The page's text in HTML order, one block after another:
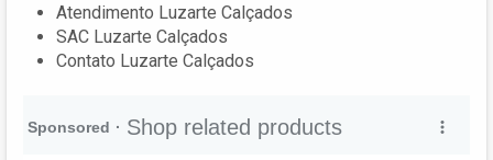
Atendimento Luzarte Calçados
SAC Luzarte Calçados
Contato Luzarte Calçados